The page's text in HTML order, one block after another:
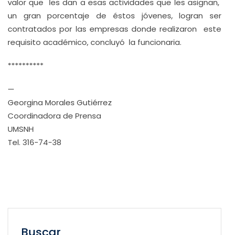
valor que les dan a esas actividades que les asignan,
un gran porcentaje de éstos jóvenes, logran ser
contratados por las empresas donde realizaron este
requisito académico, concluyó la funcionaria.
**********
—
Georgina Morales Gutiérrez
Coordinadora de Prensa
UMSNH
Tel. 316-74-38